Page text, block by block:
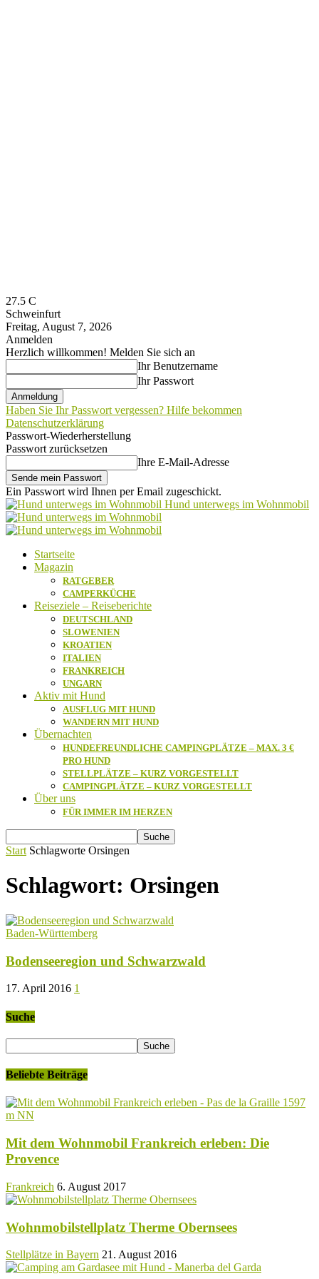
27.5 C
Schweinfurt
Freitag, August 7, 2026
Anmelden
Herzlich willkommen! Melden Sie sich an
Ihr Benutzername
Ihr Passwort
Haben Sie Ihr Passwort vergessen? Hilfe bekommen
Datenschutzerklärung
Passwort-Wiederherstellung
Passwort zurücksetzen
Ihre E-Mail-Adresse
Ein Passwort wird Ihnen per Email zugeschickt.
Hund unterwegs im Wohnmobil
Startseite
Magazin
RATGEBER
CAMPERKÜCHE
Reiseziele – Reiseberichte
DEUTSCHLAND
SLOWENIEN
KROATIEN
ITALIEN
FRANKREICH
UNGARN
Aktiv mit Hund
AUSFLUG MIT HUND
WANDERN MIT HUND
Übernachten
HUNDEFREUNDLICHE CAMPINGPLÄTZE – MAX. 3 €
PRO HUND
STELLPLÄTZE – KURZ VORGESTELLT
CAMPINGPLÄTZE – KURZ VORGESTELLT
Über uns
FÜR IMMER IM HERZEN
Start Schlagworte Orsingen
Schlagwort: Orsingen
Baden-Württemberg
Bodenseeregion und Schwarzwald
17. April 2016 1
Suche
Beliebte Beiträge
Mit dem Wohnmobil Frankreich erleben: Die
Provence
Frankreich 6. August 2017
Wohnmobilstellplatz Therme Obernsees
Stellplätze in Bayern 21. August 2016